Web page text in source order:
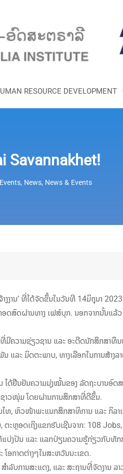
RESOURCE DEVELOPMENT
Savannakhet!
Events, News, News & Events
ງງານ’ ທີ່ໄດ້ຈັດຂຶ້ນໃນວັນທີ 14ມິຖຸນາ
ດສົດຜ່ານທາງ ເຟສ໌ບຸກ. ນອກຈາກນັ້ນແ
ຄວາມຊ່ຽວຊານ ແລະ ອະດີດນັກສຶກສາທຶ
ແລະ ມິດຕະພາບ, ທາງເລືອກໃນການສ້າ
ດ້ຢືນຢັນຄວາມມຸ່ງໝັ້ນຂອງ ລັດຖະບານອົດ
າວໜຸ່ມ ໂດຍຜ່ານການສຶກສາທີ່ດີຂຶ້ນ.
ທ, ຫົວໜ້າພະແນກສຶກສາທິການ ແລະ ກິລ
ຕະຫຼອດເຖິງແຂກຮັບເຊີນຈາກ: 108
ບ່ງປັນ ແລະ ແລກປ່ຽນຄວາມຮູ້ກ່ຽວກັບທັ
ອກາດຕ່າງໆໃນສະຫວັນນະເຂດ.
ບການສະແດງ, ແລະ ສະຖານທີ່ຈັດງານ ລາ